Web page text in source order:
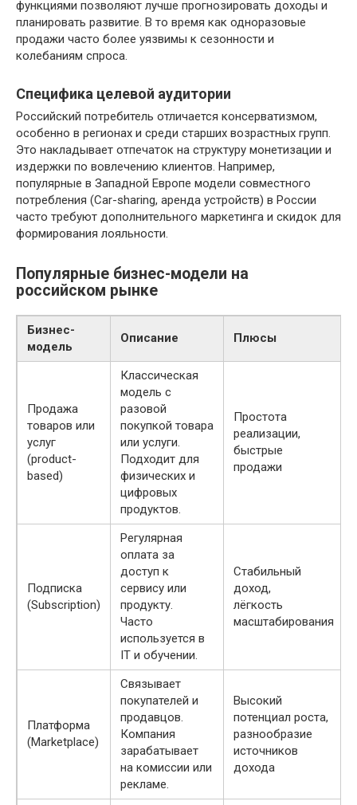
функциями позволяют лучше прогнозировать доходы и
планировать развитие. В то время как одноразовые
продажи часто более уязвимы к сезонности и
колебаниям спроса.
Специфика целевой аудитории
Российский потребитель отличается консерватизмом,
особенно в регионах и среди старших возрастных групп.
Это накладывает отпечаток на структуру монетизации и
издержки по вовлечению клиентов. Например,
популярные в Западной Европе модели совместного
потребления (Car-sharing, аренда устройств) в России
часто требуют дополнительного маркетинга и скидок для
формирования лояльности.
Популярные бизнес-модели на
российском рынке
Бизнес-
модель
Описание Плюсы
Продажа
товаров или
услуг
(product-
based)
Классическая
модель с
разовой
покупкой товара
или услуги.
Подходит для
физических и
цифровых
продуктов.
Простота
реализации,
быстрые
продажи
Подписка
(Subscription)
Регулярная
оплата за
доступ к
сервису или
продукту.
Часто
используется в
IT и обучении.
Стабильный
доход,
лёгкость
масштабирования
Платформа
(Marketplace)
Связывает
покупателей и
продавцов.
Компания
зарабатывает
на комиссии или
рекламе.
Высокий
потенциал роста,
разнообразие
источников
дохода